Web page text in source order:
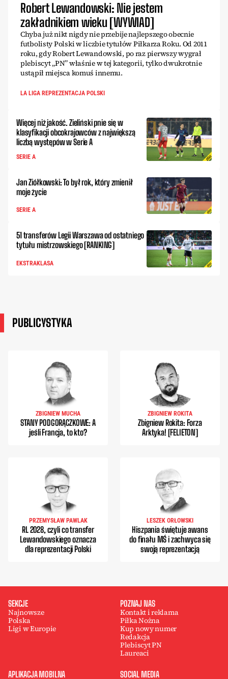
Robert Lewandowski: Nie jestem
zakładnikiem wieku [WYWIAD]
Chyba już nikt nigdy nie przebije najlepszego obecnie
futbolisty Polski w liczbie tytułów Piłkarza Roku. Od 2011
roku, gdy Robert Lewandowski, po raz pierwszy wygrał
plebiscyt „PN” właśnie w tej kategorii, tylko dwukrotnie
ustąpił miejsca komuś innemu.
LA LIGA REPREZENTACJA POLSKI
Więcej niż jakość. Zieliński pnie się w
klasyfikacji obcokrajowców z największą
liczbą występów w Serie A
SERIE A
Jan Ziółkowski: To był rok, który zmienił
moje życie
SERIE A
51 transferów Legii Warszawa od ostatniego
tytułu mistrzowskiego [RANKING]
EKSTRAKLASA
PUBLICYSTYKA
ZBIGNIEW MUCHA
STANY PODGORĄCZKOWE: A
jeśli Francja, to kto?
ZBIGNIEW ROKITA
Zbigniew Rokita: Forza
Arktyka! [FELIETON]
PRZEMYSŁAW PAWLAK
RL 2028, czyli co transfer
Lewandowskiego oznacza
dla reprezentacji Polski
LESZEK ORŁOWSKI
Hiszpania świętuje awans
do finału MŚ i zachwyca się
swoją reprezentacją
SEKCJE
Najnowsze
Polska
Ligi w Europie
POZNAJ NAS
Kontakt i reklama
Piłka Nożna
Kup nowy numer
Redakcja
Plebiscyt PN
Laureaci
APLIKACJA MOBILNA SOCIAL MEDIA